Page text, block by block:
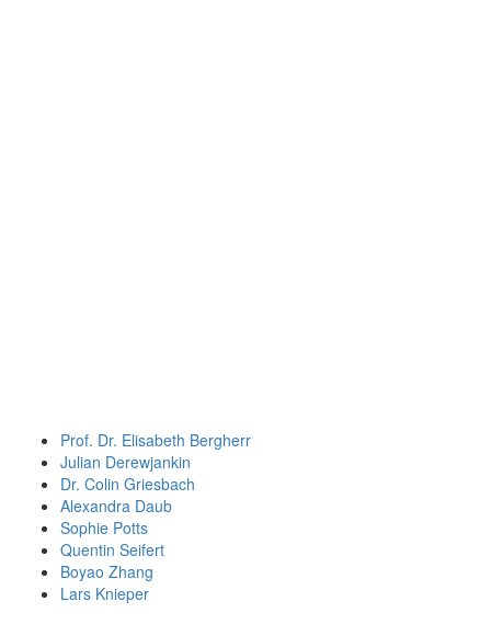
Prof. Dr. Elisabeth Bergherr
Julian Derewjankin
Dr. Colin Griesbach
Alexandra Daub
Sophie Potts
Quentin Seifert
Boyao Zhang
Lars Knieper